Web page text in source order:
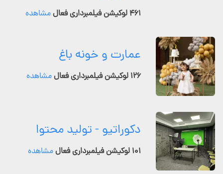
۴۶۱ لوکیشن فیلمبرداری فعال مشاهده
عمارت و خونه باغ
۱۲۶ لوکیشن فیلمبرداری فعال مشاهده
دکوراتیو - تولید محتوا
۱۰۱ لوکیشن فیلمبرداری فعال مشاهده